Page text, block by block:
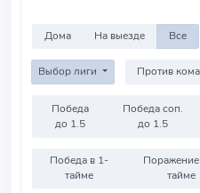
Дома На выезде Все
Выбор лиги
Победа
до 1.5
Победа соп.
до 1.5
Победа в 1-
тайме
тайме